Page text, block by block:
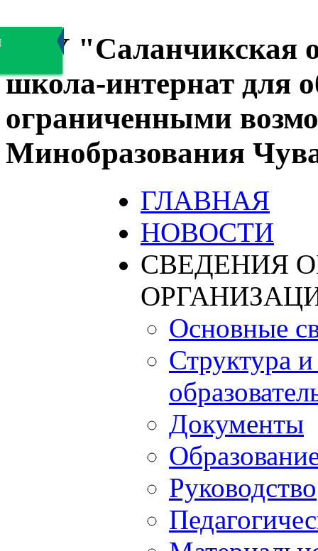
БОУ "Саланчикская
школа-интернат для
ограниченными
Минобразования
ГЛАВНАЯ
НОВОСТИ
СВЕДЕНИЯ
Основные
Структура
Документы
Руководство